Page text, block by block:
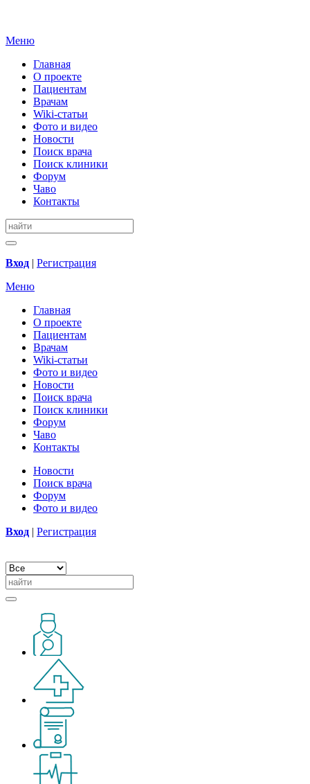
Меню
Главная
О проекте
Пациентам
Врачам
Wiki-статьи
Фото и видео
Новости
Поиск врача
Поиск клиники
Форум
Чаво
Контакты
Вход | Регистрация
Меню
Главная
О проекте
Пациентам
Врачам
Wiki-статьи
Фото и видео
Новости
Поиск врача
Поиск клиники
Форум
Чаво
Контакты
Новости
Поиск врача
Форум
Фото и видео
Вход | Регистрация